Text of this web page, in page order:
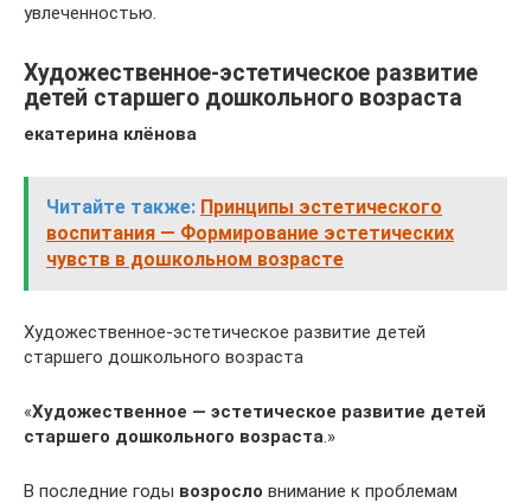
увлеченностью.
Художественное-эстетическое развитие
детей старшего дошкольного возраста
екатерина клёнова
Читайте также: Принципы эстетического
воспитания — Формирование эстетических
чувств в дошкольном возрасте
Художественное-эстетическое развитие детей
старшего дошкольного возраста
«Художественное — эстетическое развитие детей
старшего дошкольного возраста.»
В последние годы возросло внимание к проблемам